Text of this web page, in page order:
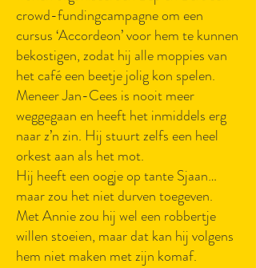
crowd-fundingcampagne om een
cursus ‘Accordeon’ voor hem te kunnen
bekostigen, zodat hij alle moppies van
het café een beetje jolig kon spelen.
Meneer Jan-Cees is nooit meer
weggegaan en heeft het inmiddels erg
naar z’n zin. Hij stuurt zelfs een heel
orkest aan als het mot.
Hij heeft een oogje op tante Sjaan…
maar zou het niet durven toegeven.
Met Annie zou hij wel een robbertje
willen stoeien, maar dat kan hij volgens
hem niet maken met zijn komaf.